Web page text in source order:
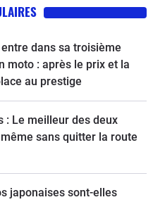
entre dans sa troisième
moto : après le prix et la
au prestige
: Le meilleur des deux
sans quitter la route
japonaises sont-elles